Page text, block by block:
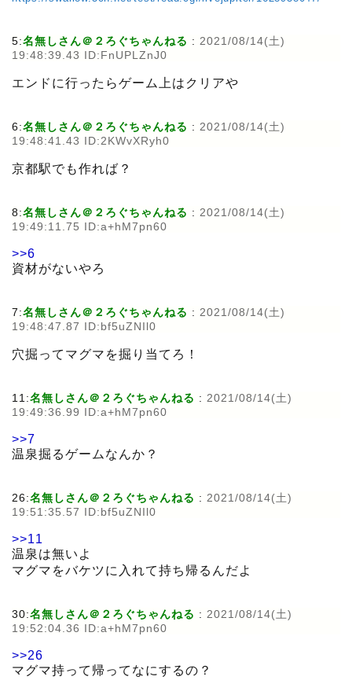
5:名無しさん＠２ろぐちゃんねる : 2021/08/14(土)
19:48:39.43 ID:FnUPLZnJ0
エンドに行ったらゲーム上はクリアや
6:名無しさん＠２ろぐちゃんねる : 2021/08/14(土)
19:48:41.43 ID:2KWvXRyh0
京都駅でも作れば？
8:名無しさん＠２ろぐちゃんねる : 2021/08/14(土)
19:49:11.75 ID:a+hM7pn60
>>6
資材がないやろ
7:名無しさん＠２ろぐちゃんねる : 2021/08/14(土)
19:48:47.87 ID:bf5uZNIl0
穴掘ってマグマを掘り当てろ！
11:名無しさん＠２ろぐちゃんねる : 2021/08/14(土)
19:49:36.99 ID:a+hM7pn60
>>7
温泉掘るゲームなんか？
26:名無しさん＠２ろぐちゃんねる : 2021/08/14(土)
19:51:35.57 ID:bf5uZNIl0
>>11
温泉は無いよ
マグマをバケツに入れて持ち帰るんだよ
30:名無しさん＠２ろぐちゃんねる : 2021/08/14(土)
19:52:04.36 ID:a+hM7pn60
>>26
マグマ持って帰ってなにするの？